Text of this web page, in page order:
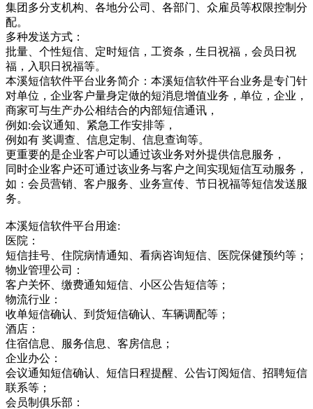
集团多分支机构、各地分公司、各部门、众雇员等权限控制分
配。
多种发送方式：
批量、个性短信、定时短信，工资条，生日祝福，会员日祝
福，入职日祝福等。
本溪短信软件平台业务简介：本溪短信软件平台业务是专门针
对单位，企业客户量身定做的短消息增值业务，单位，企业，
商家可与生产办公相结合的内部短信通讯，
例如:会议通知、紧急工作安排等，
例如有 奖调查、信息定制、信息查询等。
更重要的是企业客户可以通过该业务对外提供信息服务，
同时企业客户还可通过该业务与客户之间实现短信互动服务，
如：会员营销、客户服务、业务宣传、节日祝福等短信发送服
务。
本溪短信软件平台用途:
医院：
短信挂号、住院病情通知、看病咨询短信、医院保健预约等；
物业管理公司：
客户关怀、缴费通知短信、小区公告短信等；
物流行业：
收单短信确认、到货短信确认、车辆调配等；
酒店：
住宿信息、服务信息、客房信息；
企业办公：
会议通知短信确认、短信日程提醒、公告订阅短信、招聘短信
联系等；
会员制俱乐部：